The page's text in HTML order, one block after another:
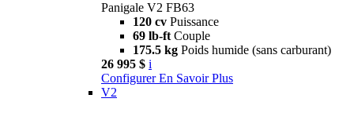
Panigale V2 FB63
120 cv Puissance
69 lb-ft Couple
175.5 kg Poids humide (sans carburant)
26 995 $ i
Configurer En Savoir Plus
V2